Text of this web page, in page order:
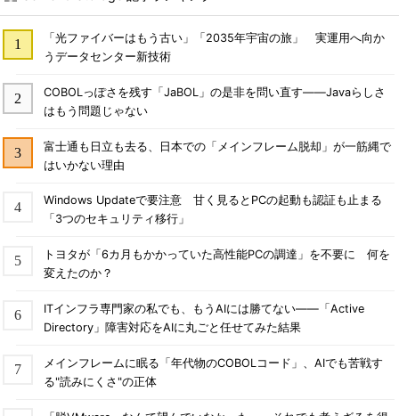
「光ファイバーはもう古い」「2035年宇宙の旅」 実運用へ向か
うデータセンター新技術
COBOLっぽさを残す「JaBOL」の是非を問い直す――Javaらしさ
はもう問題じゃない
富士通も日立も去る、日本での「メインフレーム脱却」が一筋縄で
はいかない理由
Windows Updateで要注意 甘く見るとPCの起動も認証も止まる
「3つのセキュリティ移行」
トヨタが「6カ月もかかっていた高性能PCの調達」を不要に 何を
変えたのか？
ITインフラ専門家の私でも、もうAIには勝てない――「Active
Directory」障害対応をAIに丸ごと任せてみた結果
メインフレームに眠る「年代物のCOBOLコード」、AIでも苦戦す
る"読みにくさ"の正体